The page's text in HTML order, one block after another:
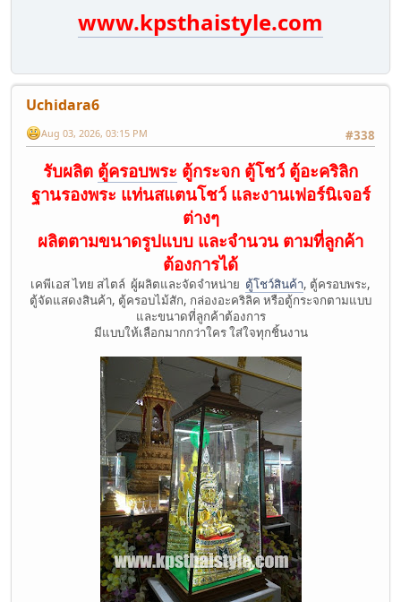
www.kpsthaistyle.com
Uchidara6
#338
Aug 03, 2026, 03:15 PM
รับผลิต ตู้ครอบพระ ตู้กระจก ตู้โชว์ ตู้อะคริลิก
ฐานรองพระ แท่นสแตนโชว์ และงานเฟอร์นิเจอร์
ต่างๆ
ผลิตตามขนาดรูปแบบ และจำนวน ตามที่ลูกค้า
ต้องการได้
เคพีเอส ไทย สไตล์ ผู้ผลิตและจัดจำหน่าย ตู้โชว์สินค้า, ตู้ครอบพระ,
ตู้จัดแสดงสินค้า, ตู้ครอบไม้สัก, กล่องอะคริลิค หรือตู้กระจกตามแบบ
และขนาดที่ลูกค้าต้องการ
มีแบบให้เลือกมากกว่าใคร ใส่ใจทุกชิ้นงาน